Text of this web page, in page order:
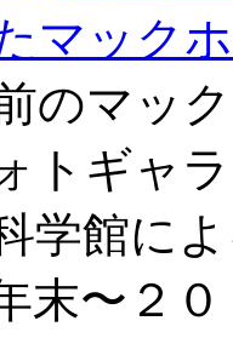
マック
のマッ
トギャ
学館に
末〜２